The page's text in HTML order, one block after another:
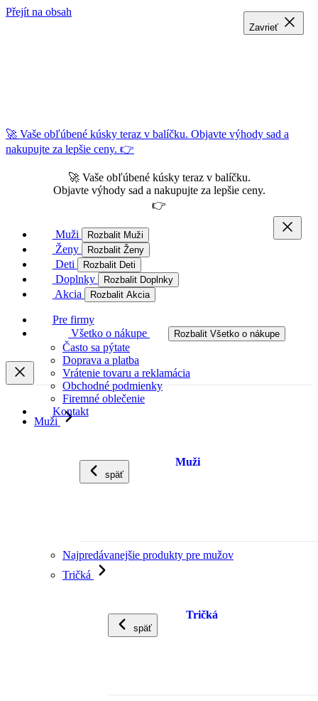
Přejít na obsah
🚀 Vaše obľúbené kúsky teraz v balíčku. Objavte výhody sad a
nakupujte za lepšie ceny. 👉
🚀 Vaše obľúbené kúsky teraz v balíčku.
Objavte výhody sad a nakupujte za lepšie ceny.
👉
Muži Rozbalit Muži
Ženy Rozbalit Ženy
Deti Rozbalit Deti
Doplnky Rozbalit Doplnky
Akcia Rozbalit Akcia
Pre firmy
Všetko o nákupe
Rozbalit Všetko o nákupe
Často sa pýtate
Doprava a platba
Vrátenie tovaru a reklamácia
Obchodné podmienky
Firemné oblečenie
Kontakt
Muži
späť
Muži
Najpredávanejšie produkty pre mužov
Tričká
späť
Tričká
Zavrieť
Zavrieť
Zavrieť